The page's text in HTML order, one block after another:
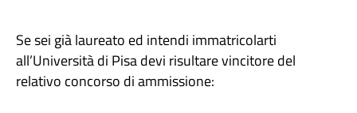
Se sei già laureato ed intendi immatricolarti
all’Università di Pisa devi risultare vincitore del
relativo concorso di ammissione: